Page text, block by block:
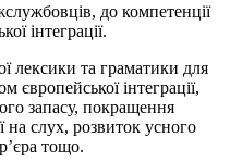
до компетенції
інтеграції.
лексики та граматики для
європейської інтеграції,
запасу, покращення
на слух, розвиток усного
тощо.